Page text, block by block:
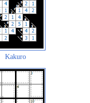
Kakuro